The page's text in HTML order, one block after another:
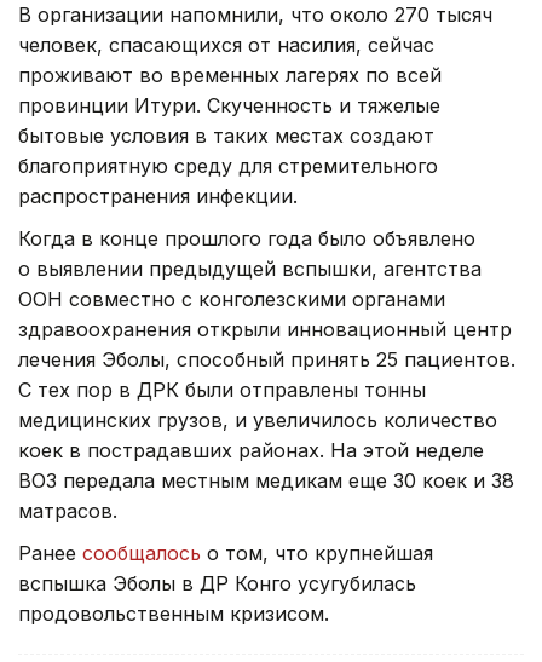
В организации напомнили, что около 270 тысяч
человек, спасающихся от насилия, сейчас
проживают во временных лагерях по всей
провинции Итури. Скученность и тяжелые
бытовые условия в таких местах создают
благоприятную среду для стремительного
распространения инфекции.
Когда в конце прошлого года было объявлено
о выявлении предыдущей вспышки, агентства
ООН совместно с конголезскими органами
здравоохранения открыли инновационный центр
лечения Эболы, способный принять 25 пациентов.
С тех пор в ДРК были отправлены тонны
медицинских грузов, и увеличилось количество
коек в пострадавших районах. На этой неделе
ВОЗ передала местным медикам еще 30 коек и 38
матрасов.
Ранее сообщалось о том, что крупнейшая
вспышка Эболы в ДР Конго усугубилась
продовольственным кризисом.